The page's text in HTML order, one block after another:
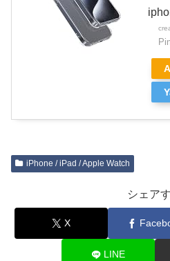
iPhone / iPad / Apple Watch
シェア
X
LINE